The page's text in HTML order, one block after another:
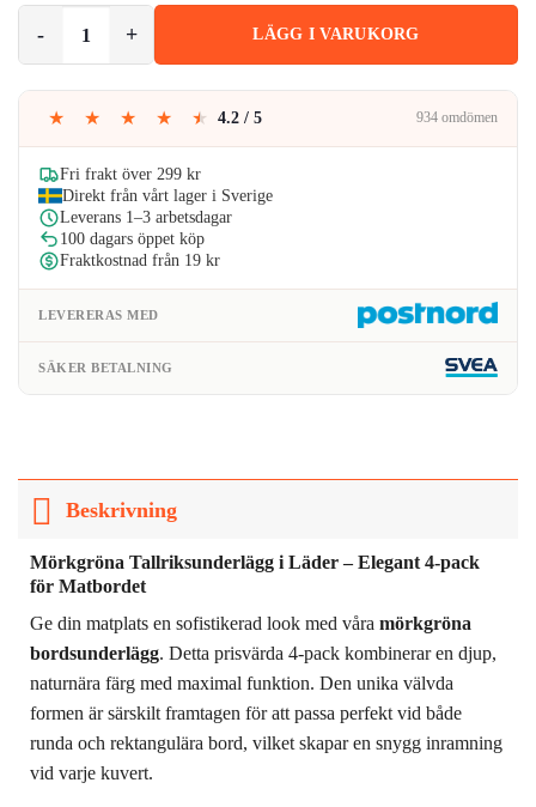
LÄGG I VARUKORG
★ ★ ★ ★ ★ 4.2 / 5 934 omdömen
Fri frakt över 299 kr
Direkt från vårt lager i Sverige
Leverans 1–3 arbetsdagar
100 dagars öppet köp
Fraktkostnad från 19 kr
LEVERERAS MED
SÄKER BETALNING
Beskrivning
Mörkgröna Tallriksunderlägg i Läder – Elegant 4-pack
för Matbordet
Ge din matplats en sofistikerad look med våra mörkgröna
bordsunderlägg. Detta prisvärda 4-pack kombinerar en djup,
naturnära färg med maximal funktion. Den unika välvda
formen är särskilt framtagen för att passa perfekt vid både
runda och rektangulära bord, vilket skapar en snygg inramning
vid varje kuvert.